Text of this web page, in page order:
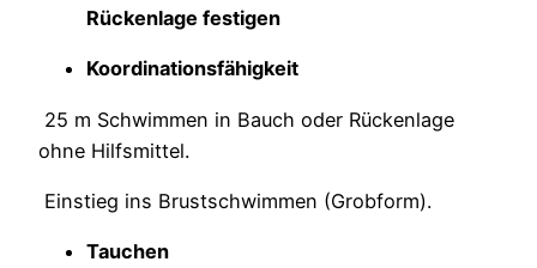
Rückenlage festigen
Koordinationsfähigkeit
25 m Schwimmen in Bauch oder Rückenlage
ohne Hilfsmittel.
Einstieg ins Brustschwimmen (Grobform).
Tauchen